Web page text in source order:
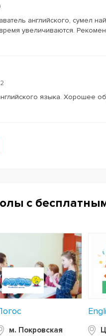
английского, сумел
увеличиваются.
языка. Хорошее
с
м. Покровская